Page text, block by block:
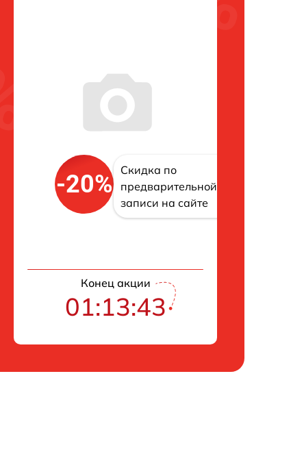
-20%
Скидка по
предварительной
записи на сайте
Конец акции
01:13:42